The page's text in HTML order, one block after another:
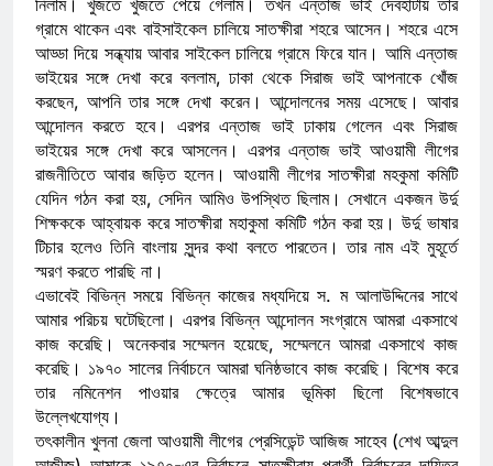
নিলাম। খুঁজতে খুঁজতে পেয়ে গেলাম। তখন এন্তাজ ভাই দেবহাটায় তাঁর
গ্রামে থাকেন এবং বাইসাইকেল চালিয়ে সাতক্ষীরা শহরে আসেন। শহরে এসে
আড্ডা দিয়ে সন্ধ্যায় আবার সাইকেল চালিয়ে গ্রামে ফিরে যান। আমি এন্তাজ
ভাইয়ের সঙ্গে দেখা করে বললাম, ঢাকা থেকে সিরাজ ভাই আপনাকে খোঁজ
করছেন, আপনি তার সঙ্গে দেখা করেন। আন্দোলনের সময় এসেছে। আবার
আন্দোলন করতে হবে। এরপর এন্তাজ ভাই ঢাকায় গেলেন এবং সিরাজ
ভাইয়ের সঙ্গে দেখা করে আসলেন। এরপর এন্তাজ ভাই আওয়ামী লীগের
রাজনীতিতে আবার জড়িত হলেন। আওয়ামী লীগের সাতক্ষীরা মহকুমা কমিটি
যেদিন গঠন করা হয়, সেদিন আমিও উপস্থিত ছিলাম। সেখানে একজন উর্দু
শিক্ষককে আহ্বায়ক করে সাতক্ষীরা মহাকুমা কমিটি গঠন করা হয়। উর্দু ভাষার
টিচার হলেও তিনি বাংলায় সুন্দর কথা বলতে পারতেন। তার নাম এই মুহূর্তে
স্মরণ করতে পারছি না।
এভাবেই বিভিন্ন সময়ে বিভিন্ন কাজের মধ্যদিয়ে স. ম আলাউদ্দিনের সাথে
আমার পরিচয় ঘটেছিলো। এরপর বিভিন্ন আন্দোলন সংগ্রামে আমরা একসাথে
কাজ করেছি। অনেকবার সম্মেলন হয়েছে, সম্মেলনে আমরা একসাথে কাজ
করেছি। ১৯৭০ সালের নির্বাচনে আমরা ঘনিষ্ঠভাবে কাজ করেছি। বিশেষ করে
তার নমিনেশন পাওয়ার ক্ষেত্রে আমার ভূমিকা ছিলো বিশেষভাবে
উল্লেখযোগ্য।
তৎকালীন খুলনা জেলা আওয়ামী লীগের প্রেসিডেন্ট আজিজ সাহেব (শেখ আব্দুল